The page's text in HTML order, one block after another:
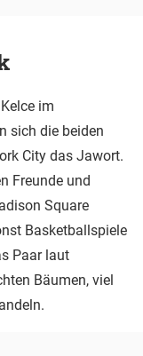
im
sich die beiden
City das Jawort.
Freunde und
Square
Basketballspiele
Paar laut
Bäumen, viel